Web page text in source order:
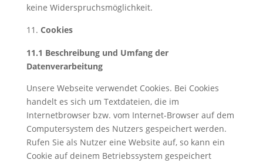
keine Widerspruchsmöglichkeit.
Cookies
11.1 Beschreibung und Umfang der
Datenverarbeitung
Unsere Webseite verwendet Cookies. Bei Cookies
handelt es sich um Textdateien, die im
Internetbrowser bzw. vom Internet-Browser auf dem
Computersystem des Nutzers gespeichert werden.
Rufen Sie als Nutzer eine Website auf, so kann ein
Cookie auf deinem Betriebssystem gespeichert